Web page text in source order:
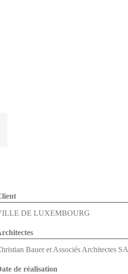
DE LUXEMBOURG
Bauer et Associés Architectes SA
de réalisation